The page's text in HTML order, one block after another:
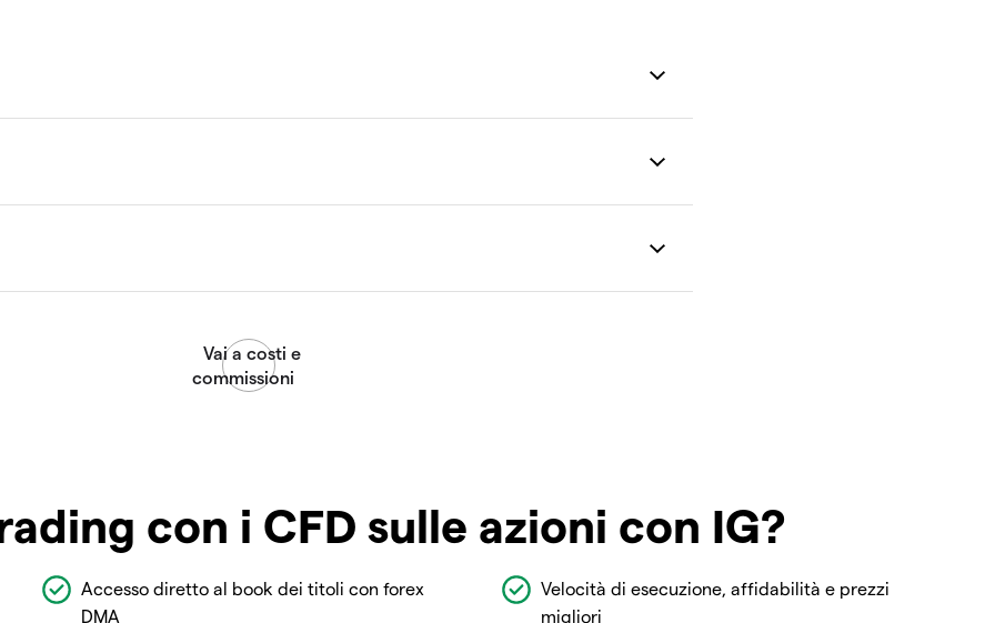
con i CFD sulle azioni con IG?
Accesso diretto al book dei titoli con forex
DMA
Velocità di esecuzione, affidabilità e prezzi
migliori